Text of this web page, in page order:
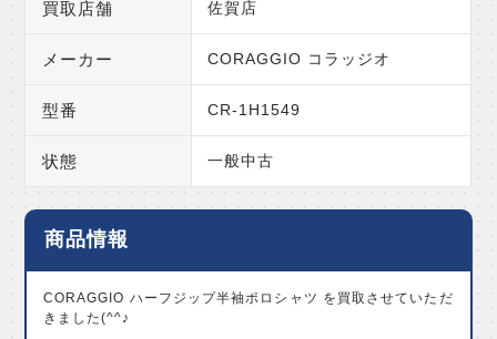
買取店舗 佐賀店
メーカー CORAGGIO コラッジオ
型番 CR-1H1549
状態 一般中古
商品情報
CORAGGIO ハーフジップ半袖ポロシャツ を買取させていただ
きました(^^♪